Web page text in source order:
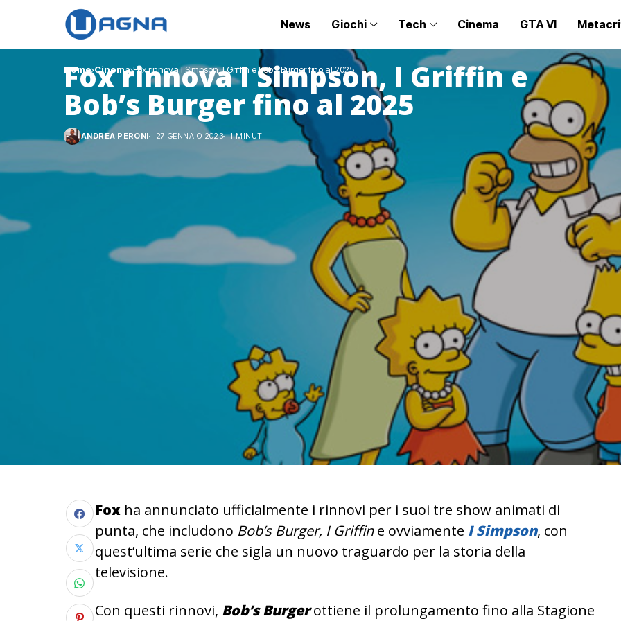
News Giochi Tech Cinema GTA VI
Home Cinema Fox rinnova I Simpson, I Griffin e Bob’s Burger fino al 2025
Fox rinnova I Simpson, I Griffin e
Bob’s Burger fino al 2025
ANDREA PERONI 27 GENNAIO 2023 1 MINUTI
Fox ha annunciato ufficialmente i rinnovi per i suoi tre show animati di
punta, che includono Bob’s Burger, I Griffine ovviamente I Simpson, con
quest’ultima serie che sigla un nuovo traguardo per la storia della
televisione.
Con questi rinnovi, Bob’s Burger ottiene il prolungamento fino alla Stagione